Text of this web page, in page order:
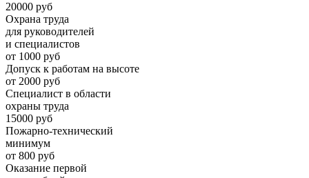
20000 руб
Охрана труда
для руководителей
и специалистов
от 1000 руб
Допуск к работам на высоте
от 2000 руб
Специалист в области
охраны труда
15000 руб
Пожарно-технический
минимум
от 800 руб
Оказание первой